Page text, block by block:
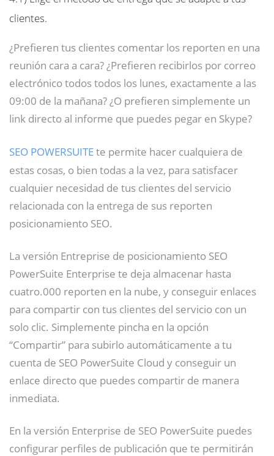
clientes.
¿Prefieren tus clientes comentar los reporten en una
reunión cara a cara? ¿Prefieren recibirlos por correo
electrónico todos todos los lunes, exactamente a las
09:00 de la mañana? ¿O prefieren simplemente un
link directo al informe que puedes pegar en Skype?
SEO POWERSUITEte permite hacer cualquiera de
estas cosas, o bien todas a la vez, para satisfacer
cualquier necesidad de tus clientes del servicio
relacionada con la entrega de sus reporten
posicionamiento SEO.
La versión Entreprise de posicionamiento SEO
PowerSuite Enterprise te deja almacenar hasta
cuatro.000 reporten en la nube, y conseguir enlaces
para compartir con tus clientes del servicio con un
solo clic. Simplemente pincha en la opción
“Compartir” para subirlo automáticamente a tu
cuenta de SEO PowerSuite Cloud y conseguir un
enlace directo que puedes compartir de manera
inmediata.
En la versión Enterprise de SEO PowerSuite puedes
configurar perfiles de publicación que te permitirán